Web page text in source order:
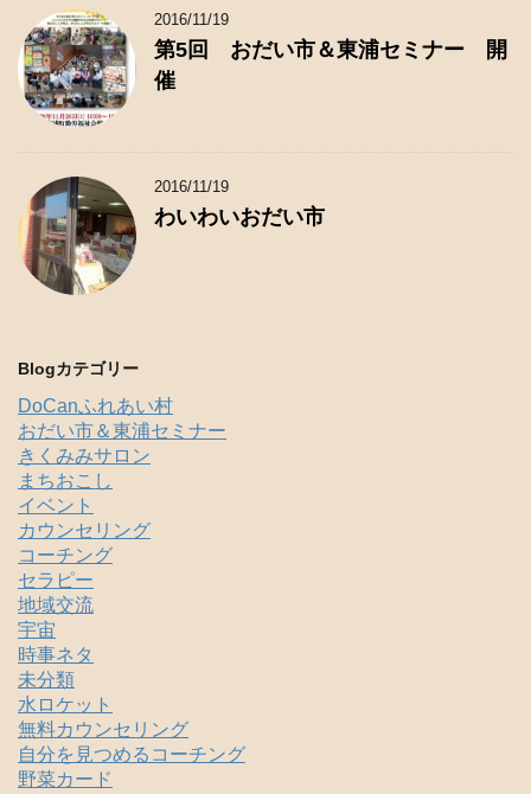
2016/11/19
第5回 おだい市＆東浦セミナー 開
催
2016/11/19
わいわいおだい市
Blogカテゴリー
DoCanふれあい村
おだい市＆東浦セミナー
きくみみサロン
まちおこし
イベント
カウンセリング
コーチング
セラピー
地域交流
宇宙
時事ネタ
未分類
水ロケット
無料カウンセリング
自分を見つめるコーチング
野菜カード